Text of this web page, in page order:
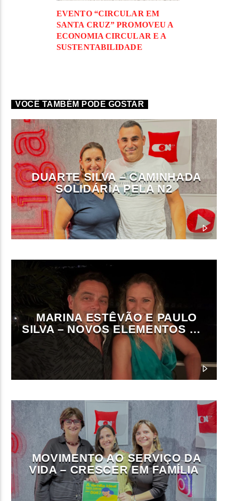
EVENTO “CIRCULAR EM
SANTA CRUZ” PROMOVEU A
ECONOMIA CIRCULAR E A
SUSTENTABILIDADE
VOCÊ TAMBÉM PODE GOSTAR
DUARTE SILVA – CAMINHADA
SOLIDÁRIA PELA N2
MARINA ESTÊVÃO E PAULO
SILVA – NOVOS ELEMENTOS DA
DIREÇÃO DA ON FM
MOVIMENTO AO SERVIÇO DA
VIDA – CRESCER EM FAMÍLIA